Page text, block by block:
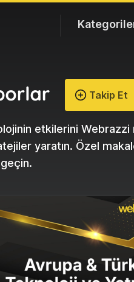
Takip Et
etkilerini
yaratın. Özel